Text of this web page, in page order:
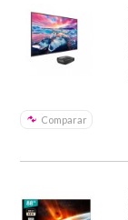
Comparar